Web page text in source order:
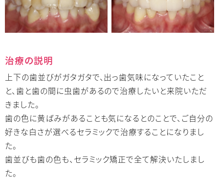
治療の説明
上下の歯並びがガタガタで、出っ歯気味になっていたこと
と、歯と歯の間に虫歯があるので治療したいと来院いただ
きました。
歯の色に黄ばみがあることも気になるとのことで、ご自分の
好きな白さが選べるセラミックで治療することになりまし
た。
歯並びも歯の色も、セラミック矯正で全て解決いたしまし
た。